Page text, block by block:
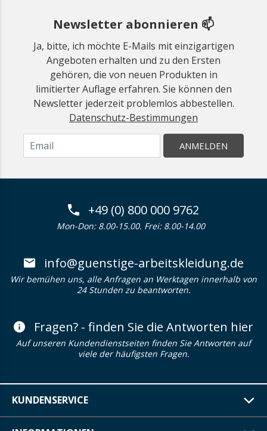
Newsletter abonnieren 📫
Ja, bitte, ich möchte E-Mails mit einzigartigen
Angeboten erhalten und zu den Ersten
gehören, die von neuen Produkten in
limitierter Auflage erfahren. Sie können den
Newsletter jederzeit problemlos abbestellen.
Datenschutz-Bestimmungen
ANMELDEN
+49 (0) 800 000 9762
Mon-Don: 8.00-15.00. Frei: 8.00-14.00
info@guenstige-arbeitskleidung.de
Wir bemühen uns, alle Anfragen an Werktagen innerhalb von
24 Stunden zu beantworten.
Fragen? - finden Sie die Antworten hier
Auf unseren Kundendienstseiten finden Sie Antworten auf
viele der häufigsten Fragen.
KUNDENSERVICE